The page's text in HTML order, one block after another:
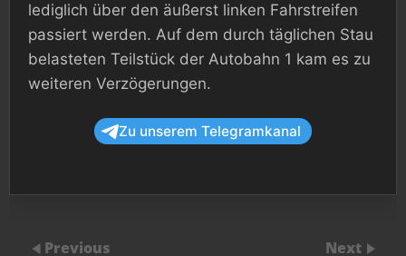
lediglich über den äußerst linken Fahrstreifen
passiert werden. Auf dem durch täglichen Stau
belasteten Teilstück der Autobahn 1 kam es zu
weiteren Verzögerungen.
Zu unserem Telegramkanal
Previous Next